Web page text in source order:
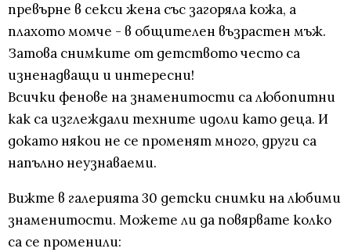
превърне в секси жена със загоряла кожа, а
плахото момче - в общителен възрастен мъж.
Затова снимките от детството често са
изненадващи и интересни!
Всички фенове на знаменитости са любопитни
как са изглеждали техните идоли като деца. И
докато някои не се променят много, други са
напълно неузнаваеми.
Вижте в галерията 30 детски снимки на любими
знаменитости. Можете ли да повярвате колко
са се променили: